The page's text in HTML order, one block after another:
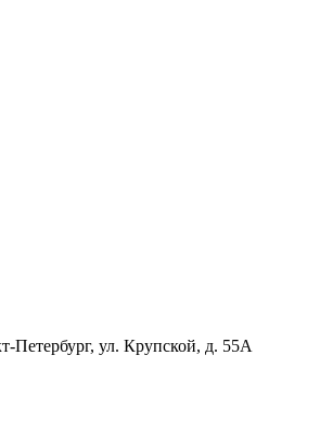
Петербург, ул. Крупской, д. 55А